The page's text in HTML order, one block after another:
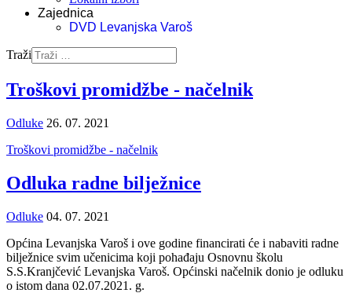
Zajednica
DVD Levanjska Varoš
Traži
Troškovi promidžbe - načelnik
Odluke 26. 07. 2021
Troškovi promidžbe - načelnik
Odluka radne bilježnice
Odluke 04. 07. 2021
Općina Levanjska Varoš i ove godine financirati će i nabaviti radne
bilježnice svim učenicima koji pohađaju Osnovnu školu
S.S.Kranjčević Levanjska Varoš. Općinski načelnik donio je odluku
o istom dana 02.07.2021. g.